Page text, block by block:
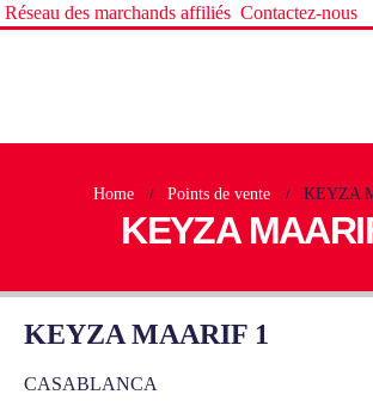
Réseau des marchands affiliés Contactez-nous
Home Points de vente KEYZA
KEYZA
KEYZA MAARIF 1
CASABLANCA